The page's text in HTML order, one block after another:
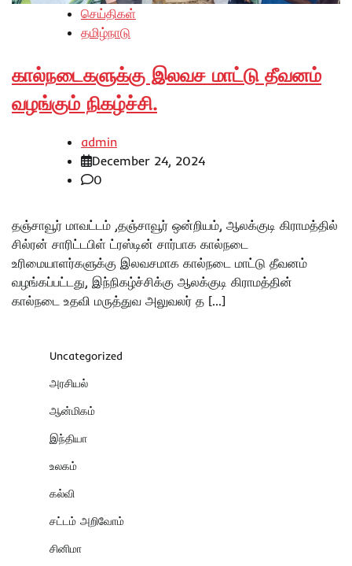
செய்திகள்
தமிழ்நாடு
கால்நடைகளுக்கு இலவச மாட்டு தீவனம்
வழங்கும் நிகழ்ச்சி.
admin
December 24, 2024
0
தஞ்சாவூர் மாவட்டம் ,தஞ்சாவூர் ஒன்றியம், ஆலக்குடி கிராமத்தில்
சில்ரன் சாரிட்டபிள் ட்ரஸ்டின் சார்பாக கால்நடை
உரிமையாளர்களுக்கு இலவசமாக கால்நடை மாட்டு தீவனம்
வழங்கப்பட்டது, இந்நிகழ்ச்சிக்கு ஆலக்குடி கிராமத்தின்
கால்நடை உதவி மருத்துவ அலுவலர் த […]
Uncategorized
அரசியல்
ஆன்மிகம்
இந்தியா
உலகம்
கல்வி
சட்டம் அறிவோம்
சினிமா